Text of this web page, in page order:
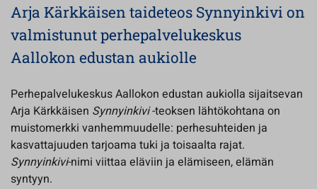
Arja Kärkkäisen taideteos Synnyinkivi on
valmistunut perhepalvelukeskus
Aallokon edustan aukiolle
Perhepalvelukeskus Aallokon edustan aukiolla sijaitsevan
Arja Kärkkäisen Synnyinkivi-teoksen lähtökohtana on
muistomerkki vanhemmuudelle: perhesuhteiden ja
kasvattajuuden tarjoama tuki ja toisaalta rajat.
Synnyinkivi-nimi viittaa eläviin ja elämiseen, elämän
syntyyn.